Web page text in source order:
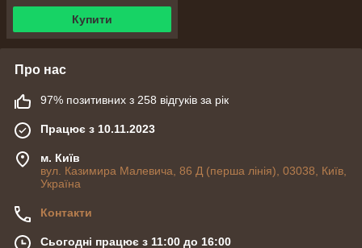
Купити
Про нас
97% позитивних з 258 відгуків за рік
Працює з 10.11.2023
м. Київ
вул. Казимира Малевича, 86 Д (перша лінія), 03038, Київ,
Україна
Контакти
Сьогодні працює з 11:00 до 16:00